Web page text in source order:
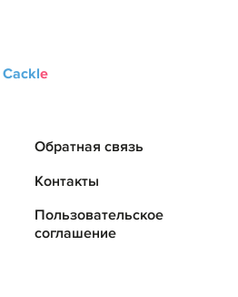
Cackle
Обратная связь
Контакты
Пользовательское
соглашение